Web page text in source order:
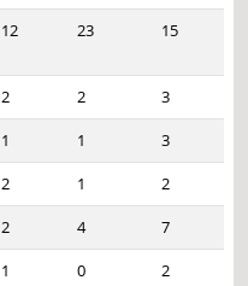
12 23 15
2 2
3
1 1
3
2 1
2
2 4
7
1 0 2